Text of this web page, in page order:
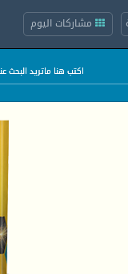
مشاركات اليوم